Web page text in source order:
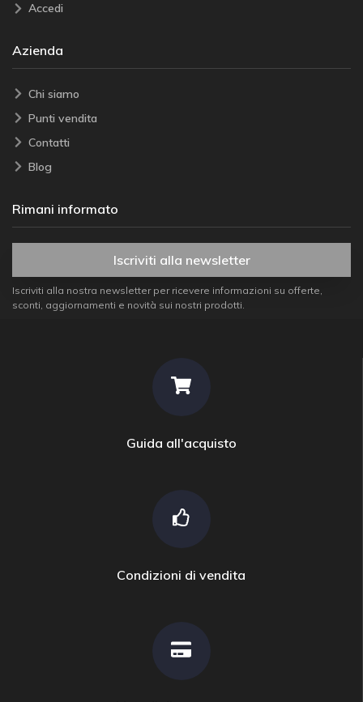
Accedi
Azienda
Chi siamo
Punti vendita
Contatti
Blog
Rimani informato
Iscriviti alla newsletter
Iscriviti alla nostra newsletter per ricevere informazioni su offerte,
sconti, aggiornamenti e novità sui nostri prodotti.
Guida all'acquisto
Condizioni di vendita